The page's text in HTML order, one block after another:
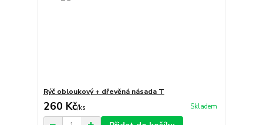
Rýč obloukový + dřevěná násada T
260 Kč/ks Skladem